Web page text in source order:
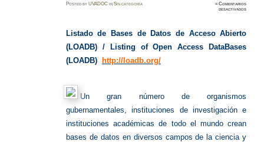
PostedbyUVADOC inSin categoría ≈Comentarios
desactivadosen
Datos
Acceso
Listado de Bases de Datos de Acceso Abierto
(LOADB) /
Listing of Open Access DataBases
(LOADB)
http://loadb.org/
Un gran número de organismos
gubernamentales, instituciones de investigación e
instituciones académicas de todo el mundo crean
bases de datos en diversos campos de la ciencia y